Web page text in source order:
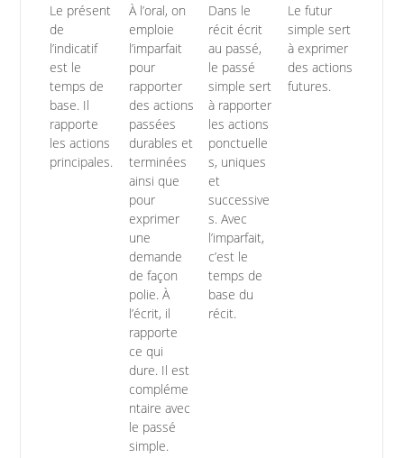
Le présent
de
l’indicatif
est le
temps de
base. Il
rapporte
les actions
principales.
À l’oral, on
emploie
l’imparfait
pour
rapporter
des actions
passées
durables et
terminées
ainsi que
pour
exprimer
une
demande
de façon
polie. À
l’écrit, il
rapporte
ce qui
dure. Il est
compléme
ntaire avec
le passé
simple.
Dans le
récit écrit
au passé,
le passé
simple sert
à rapporter
les actions
ponctuelle
s, uniques
et
successive
s. Avec
l’imparfait,
c’est le
temps de
base du
récit.
Le futur
simple sert
à exprimer
des actions
futures.